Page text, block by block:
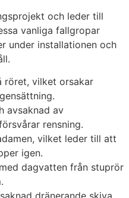
och leder till
vanliga fallgropar
under installationen och
röret, vilket orsakar
avsaknad av
rensning.
vilket leder till att
igen.
dagvatten från stuprör